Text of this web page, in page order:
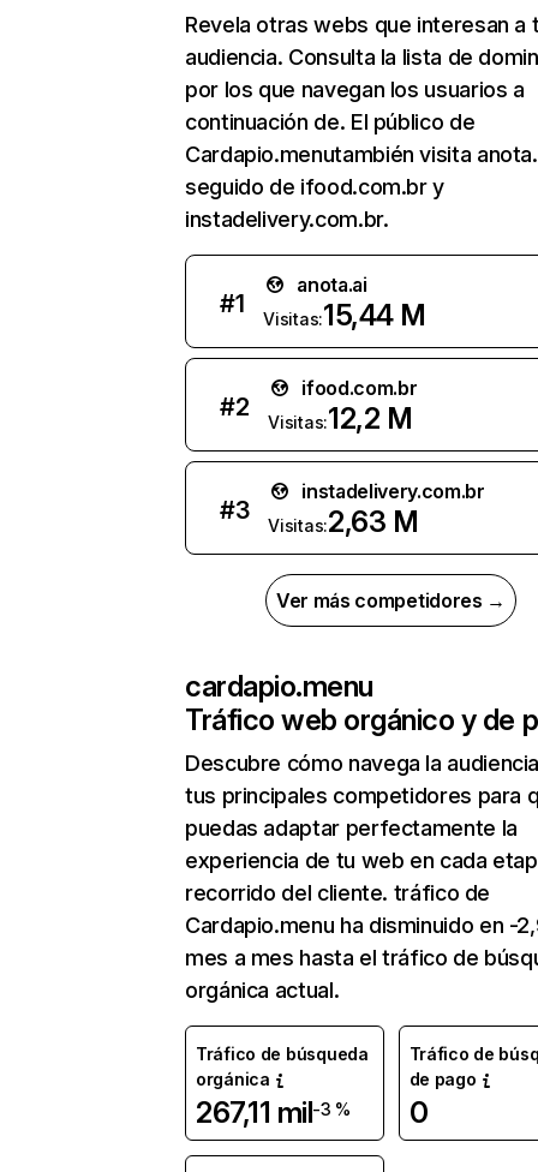
Revela otras webs que interesan a
audiencia. Consulta la lista de
por los que navegan los usuarios a
continuación de. El público de
Cardapio.menutambién visita
seguido de ifood.com.br y
instadelivery.com.br.
#1
anota.ai
Visitas:15,44 M
#2
ifood.com.br
Visitas:12,2 M
#3
instadelivery.com.br
Visitas:2,63 M
Ver más competidores →
cardapio.menu
Tráfico web orgánico y de
Descubre cómo navega la
tus principales competidores para
puedas adaptar perfectamente la
experiencia de tu web en cada
recorrido del cliente. tráfico de
Cardapio.menu ha disminuido en -
mes a mes hasta el tráfico de
orgánica actual.
Tráfico de búsqueda
orgánica
267,11 mil-3 %
Tráfico de
de pago
0